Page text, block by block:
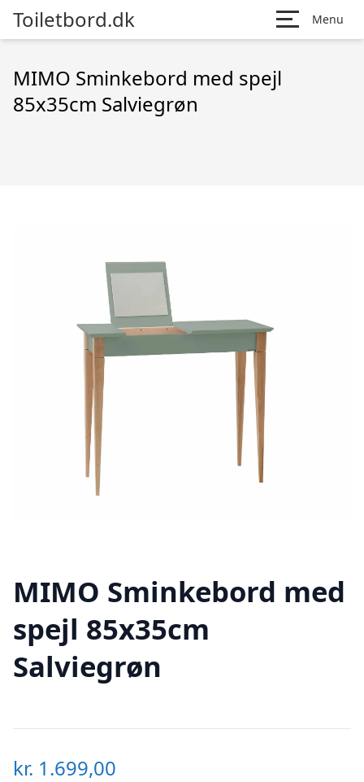
Toiletbord.dk Menu
MIMO Sminkebord med spejl
85x35cm Salviegrøn
MIMO Sminkebord med
spejl 85x35cm
Salviegrøn
kr. 1.699,00